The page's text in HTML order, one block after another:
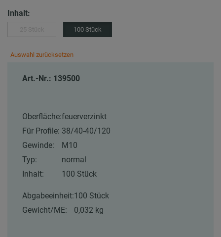
Inhalt:
100 Stück
Auswahl zurücksetzen
Art.-Nr.: 139500
Oberfläche:feuerverzinkt
Für Profile: 38/40-40/120
Gewinde:
M10
Typ:
normal
Inhalt:
100 Stück
Abgabeeinheit:100 Stück
Gewicht/ME:
0,032 kg